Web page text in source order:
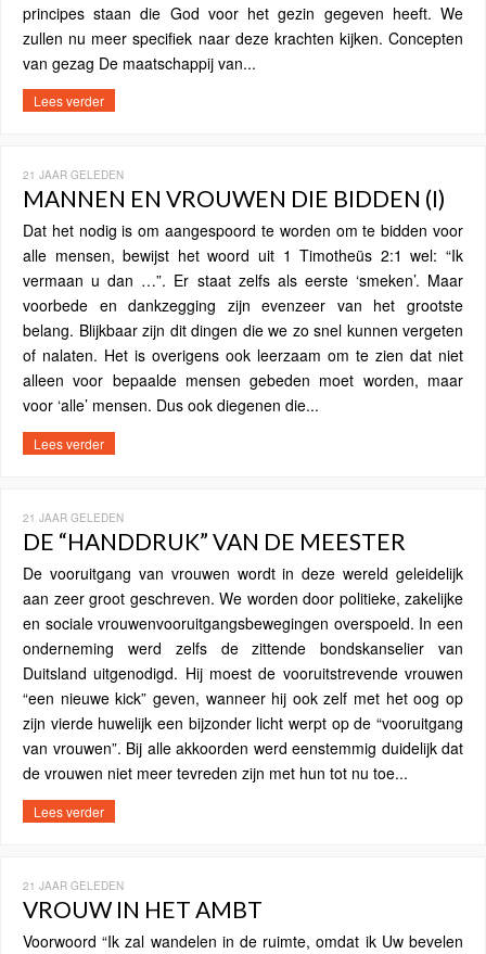
principes staan die God voor het gezin gegeven heeft. We
zullen nu meer specifiek naar deze krachten kijken. Concepten
van gezag De maatschappij van...
Lees verder
21 JAAR GELEDEN
MANNEN EN VROUWEN DIE BIDDEN (I)
Dat het nodig is om aangespoord te worden om te bidden voor
alle mensen, bewijst het woord uit 1 Timotheüs 2:1 wel: “Ik
vermaan u dan …”. Er staat zelfs als eerste ‘smeken’. Maar
voorbede en dankzegging zijn evenzeer van het grootste
belang. Blijkbaar zijn dit dingen die we zo snel kunnen vergeten
of nalaten. Het is overigens ook leerzaam om te zien dat niet
alleen voor bepaalde mensen gebeden moet worden, maar
voor ‘alle’ mensen. Dus ook diegenen die...
Lees verder
21 JAAR GELEDEN
DE “HANDDRUK” VAN DE MEESTER
De vooruitgang van vrouwen wordt in deze wereld geleidelijk
aan zeer groot geschreven. We worden door politieke, zakelijke
en sociale vrouwenvooruitgangsbewegingen overspoeld. In een
onderneming werd zelfs de zittende bondskanselier van
Duitsland uitgenodigd. Hij moest de vooruitstrevende vrouwen
“een nieuwe kick” geven, wanneer hij ook zelf met het oog op
zijn vierde huwelijk een bijzonder licht werpt op de “vooruitgang
van vrouwen”. Bij alle akkoorden werd eenstemmig duidelijk dat
de vrouwen niet meer tevreden zijn met hun tot nu toe...
Lees verder
21 JAAR GELEDEN
VROUW IN HET AMBT
Voorwoord “Ik zal wandelen in de ruimte, omdat ik Uw bevelen